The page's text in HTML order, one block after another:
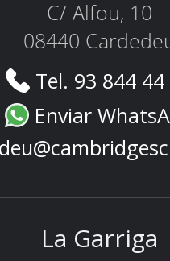
C/ Alfou, 10
08440
Tel. 93 844
Enviar
La Garriga